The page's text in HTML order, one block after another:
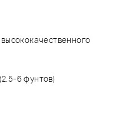
6 фунтов)